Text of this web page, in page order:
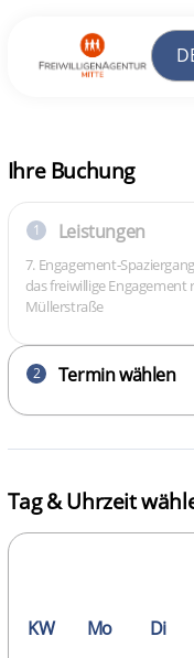
Tag & Uhrzeit
KW
Mo Di
Ihre Buchung
1 Leistungen
7.
das freiwillige
Müllerstraße
2 Termin wählen